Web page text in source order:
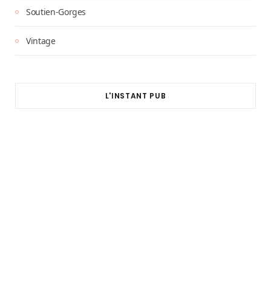
Soutien-Gorges
Vintage
L'INSTANT PUB